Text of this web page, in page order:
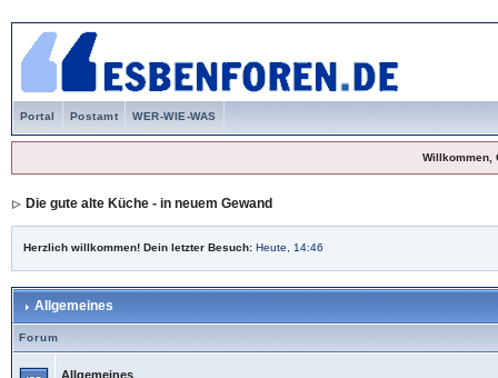
Portal Postamt WER-WIE-WAS
Willkommen,
Die gute alte Küche - in neuem Gewand
Herzlich willkommen! Dein letzter Besuch: Heute, 14:46
Allgemeines
Forum
Allgemeines